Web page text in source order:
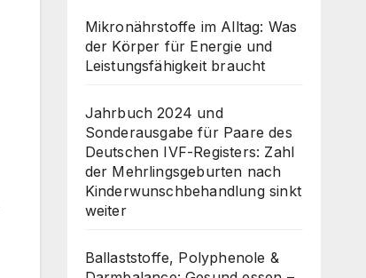
Mikronährstoffe im Alltag: Was
der Körper für Energie und
Leistungsfähigkeit braucht
Jahrbuch 2024 und
Sonderausgabe für Paare des
Deutschen IVF-Registers: Zahl
der Mehrlingsgeburten nach
Kinderwunschbehandlung sinkt
weiter
Ballaststoffe, Polyphenole &